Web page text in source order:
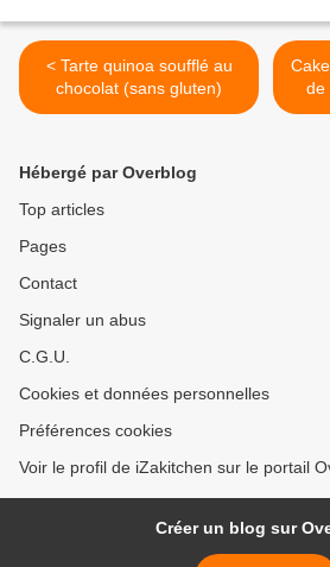
< Tarte quinoa soufflé au
chocolat (sans gluten)
de
Hébergé par Overblog
Top articles
Pages
Contact
Signaler un abus
C.G.U.
Cookies et données personnelles
Préférences cookies
Voir le profil de iZakitchen sur le portail
Créer un blog sur